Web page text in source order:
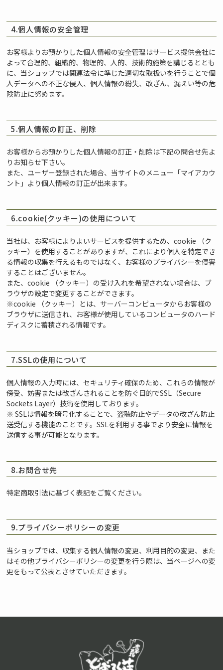
4.個人情報の安全管理
お客様よりお預かりした個人情報の安全管理はサービス提供会社に
よって合理的、組織的、物理的、人的、技術的施策を講じるととも
に、当ショップでは関連法令に準じた適切な取扱いを行うことで個
人データへの不正な侵入、個人情報の紛失、改ざん、漏えい等の危
険防止に努めます。
5.個人情報の訂正、削除
お客様からお預かりした個人情報の訂正・削除は下記の問合せ先よ
りお知らせ下さい。
また、ユーザー登録された場合、当サイトのメニュー「マイアカウ
ント」より個人情報の訂正が出来ます。
6.cookie(クッキー)の使用について
当社は、お客様によりよいサービスを提供するため、cookie （ク
ッキー）を使用することがありますが、これにより個人を特定でき
る情報の収集を行えるものではなく、お客様のプライバシーを侵害
することはございません。
また、cookie （クッキー）の受け入れを希望されない場合は、ブ
ラウザの設定で変更することができます。
※cookie （クッキー）とは、サーバーコンピュータからお客様の
ブラウザに送信され、お客様が使用しているコンピュータのハード
ディスクに蓄積される情報です。
7.SSLの使用について
個人情報の入力時には、セキュリティ確保のため、これらの情報が
傍受、妨害または改ざんされることを防ぐ目的でSSL（Secure
Sockets Layer）技術を使用しております。
※ SSLは情報を暗号化することで、盗聴防止やデータの改ざん防止
送受信する機能のことです。SSLを利用する事でより安全に情報を
送信する事が可能となります。
8.お問合せ先
特定商取引法に基づく表記をご覧ください。
9.プライバシーポリシーの変更
当ショップでは、収集する個人情報の変更、利用目的の変更、また
はその他プライバシーポリシーの変更を行う際は、当ページへの変
更をもって公表とさせていただきます。